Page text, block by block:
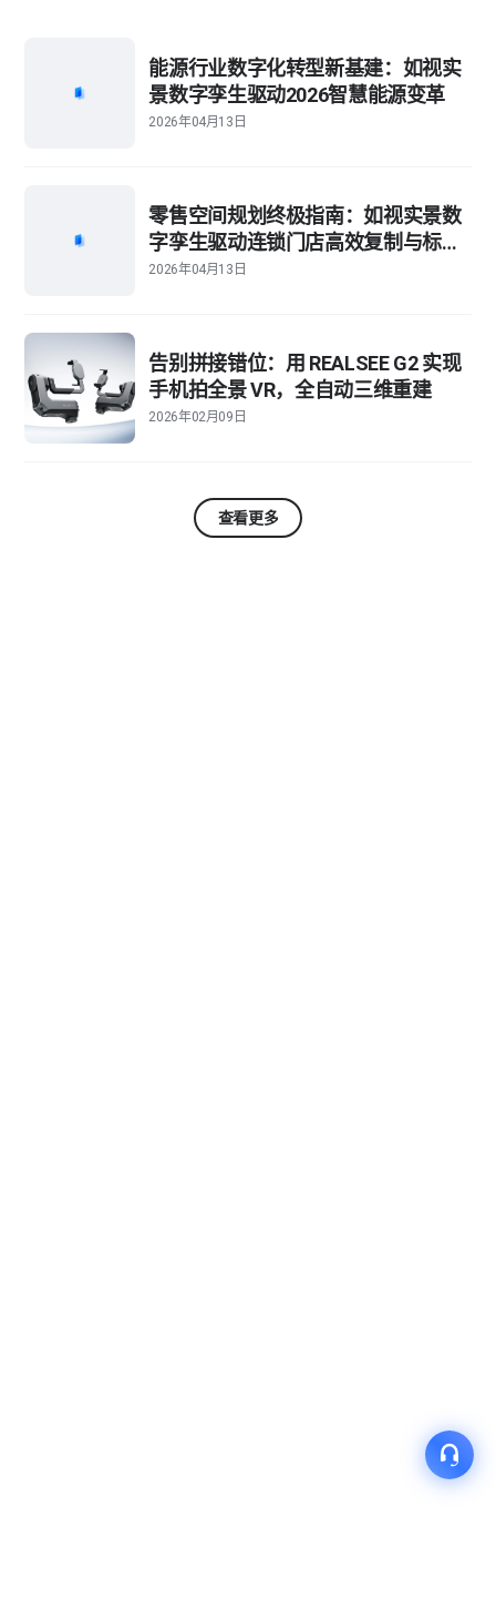
能源行业数字化转型新基建：如视实
景数字孪生驱动2026智慧能源变革
2026年04月13日
零售空间规划终极指南：如视实景数
字孪生驱动连锁门店高效复制与标准
化管理
2026年04月13日
告别拼接错位：用 REALSEE G2 实现
手机拍全景 VR，全自动三维重建
2026年02月09日
查看更多